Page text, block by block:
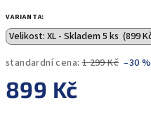
VARIANTA:
standardní cena: 1 299 Kč –30 %
899 Kč